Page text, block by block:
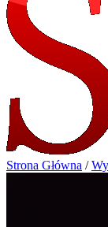
Strona Główna /